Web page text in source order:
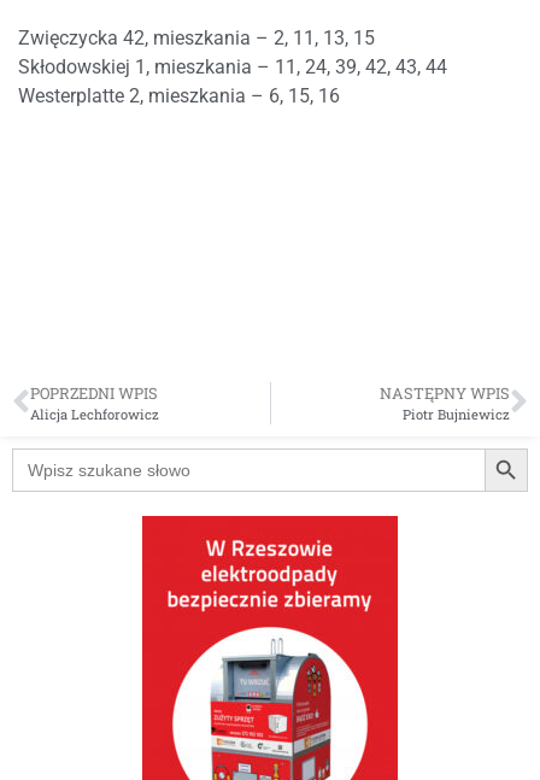
Zwięczycka 42, mieszkania – 2, 11, 13, 15
Skłodowskiej 1, mieszkania – 11, 24, 39, 42, 43, 44
Westerplatte 2, mieszkania – 6, 15, 16
POPRZEDNI WPIS
Alicja Lechforowicz
NASTĘPNY WPIS
Piotr Bujniewicz
Search
for: